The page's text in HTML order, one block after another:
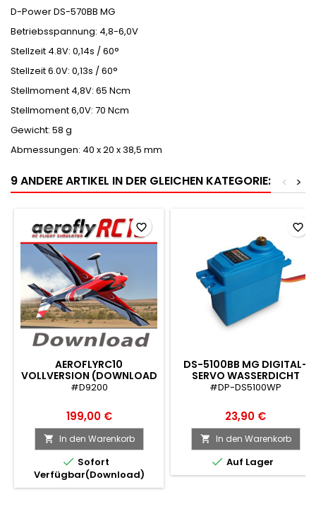
D-Power DS-570BB MG
Betriebsspannung: 4,8-6,0V
Stellzeit 4.8V: 0,14s / 60°
Stellzeit 6.0V: 0,13s / 60°
Stellmoment 4,8V: 65 Ncm
Stellmoment 6,0V: 70 Ncm
Gewicht: 58 g
Abmessungen: 40 x 20 x 38,5 mm
9 ANDERE ARTIKEL IN DER GLEICHEN KATEGORIE: >
<
AEROFLYRC10
VOLLVERSION (DOWNLOAD
FÜR WIN)
#D9200
199,00 €
 In den Warenkorb
 Sofort
Verfügbar(Download)
favorite_border
DS-5100BB MG DIGITAL-
SERVO WASSERDICHT
#DP-DS5100WP
23,90 €
 In den Warenkorb
 Auf Lager
favorite_border